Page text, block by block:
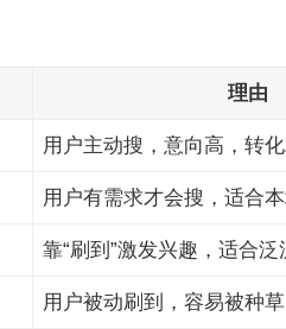
理由
用户主动搜，意向高，转
用户有需求才会搜，适合
靠“刷到”激发兴趣，适合泛
用户被动刷到，容易被种草